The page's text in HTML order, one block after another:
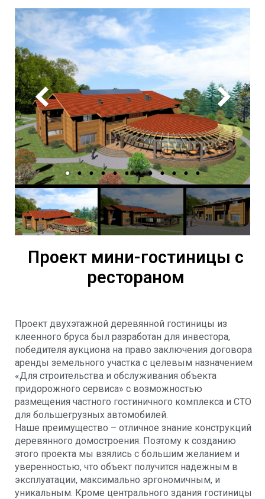
Проект мини-гостиницы с
рестораном
Проект двухэтажной деревянной гостиницы из
клеенного бруса был разработан для инвестора,
победителя аукциона на право заключения договора
аренды земельного участка с целевым назначением
«Для строительства и обслуживания объекта
придорожного сервиса» с возможностью
размещения частного гостиничного комплекса и СТО
для большегрузных автомобилей.
Наше преимущество – отличное знание конструкций
деревянного домостроения. Поэтому к созданию
этого проекта мы взялись с большим желанием и
уверенностью, что объект получится надежным в
эксплуатации, максимально эргономичным, и
уникальным. Кроме центрального здания гостиницы